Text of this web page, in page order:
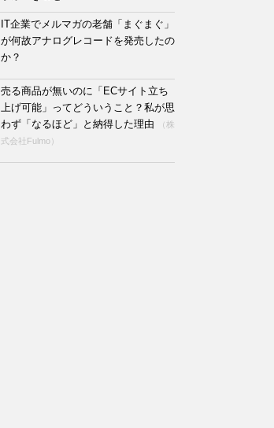
IT企業でメルマガの老舗「まぐまぐ」
が何故アナログレコードを発売したの
か？
売る商品が無いのに「ECサイト立ち
上げ可能」ってどういうこと？私が思
わず「なるほど」と納得した理由
（株
式会社Fulmo）